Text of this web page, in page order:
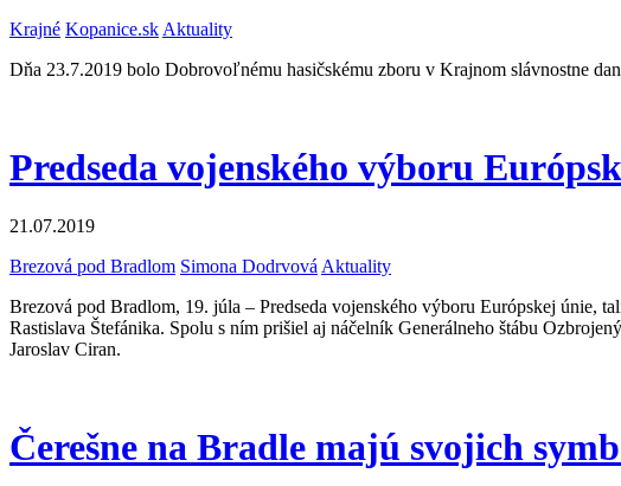
Krajné Kopanice.sk Aktuality
Dňa 23.7.2019 bolo Dobrovoľnému hasičskému zboru v Krajnom slávnostne
Predseda vojenského výboru
21.07.2019
Brezová pod Bradlom Simona Dodrvová Aktuality
Brezová pod Bradlom, 19. júla – Predseda vojenského výboru Európskej únie,
Rastislava Štefánika. Spolu s ním prišiel aj náčelník Generálneho štábu
Jaroslav Ciran.
Čerešne na Bradle majú svojich